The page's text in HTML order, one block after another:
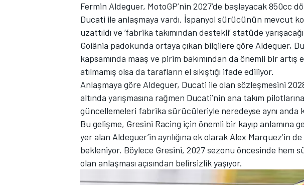
TÜRK SPORCULAR
Fermin Aldeguer, MotoGP’nin 2027’de başlayacak 850cc
Ducati ile anlaşmaya vardı. İspanyol sürücünün mevcut
uzattıldı ve ‘fabrika takımından destekli’ statüde
Goiânia padokunda ortaya çıkan bilgilere göre Aldeguer,
kapsamında maaş ve pirim bakımından da önemli bir
atılmamış olsa da tarafların el sıkıştığı ifade ediliyor.
Anlaşmaya göre Aldeguer, Ducati ile olan sözleşmesini
altında yarışmasına rağmen Ducati’nin ana takım
güncellemeleri fabrika sürücüleriyle neredeyse aynı anda
Bu gelişme, Gresini Racing için önemli bir kayıp anlamına
yer alan Aldeguer’in ayrılığına ek olarak Alex Marquez’in
bekleniyor. Böylece Gresini, 2027 sezonu öncesinde hem
olan anlaşması açısından belirsizlik yaşıyor.